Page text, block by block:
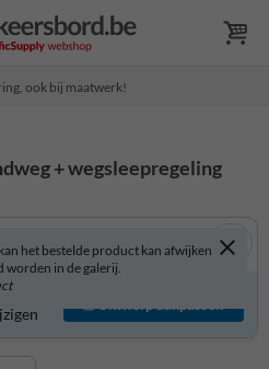
ook bij maatwerk!
+ wegsleepregeling
het bestelde product kan afwijken
worden in de galerij.
Ontwerp aanpassen